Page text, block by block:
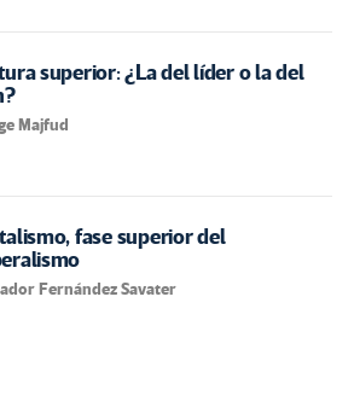
superior: ¿La del líder o la del
Majfud
fase superior del
Fernández Savater